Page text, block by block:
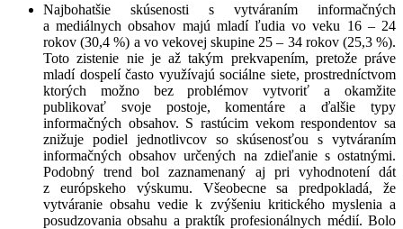
Najbohatšie skúsenosti s vytváraním informačných
a mediálnych obsahov majú mladí ľudia vo veku 16 – 24
rokov (30,4 %) a vo vekovej skupine 25 – 34 rokov (25,3 %).
Toto zistenie nie je až takým prekvapením, pretože práve
mladí dospelí často využívajú sociálne siete, prostredníctvom
ktorých možno bez problémov vytvoriť a okamžite
publikovať svoje postoje, komentáre a ďalšie typy
informačných obsahov. S rastúcim vekom respondentov sa
znižuje podiel jednotlivcov so skúsenosťou s vytváraním
informačných obsahov určených na zdieľanie s ostatnými.
Podobný trend bol zaznamenaný aj pri vyhodnotení dát
z európskeho výskumu. Všeobecne sa predpokladá, že
vytváranie obsahu vedie k zvýšeniu kri­tického myslenia a
posudzovania obsahu a praktík profesionálnych mé­dií. Bolo